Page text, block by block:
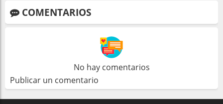
COMENTARIOS
No hay comentarios
Publicar un comentario